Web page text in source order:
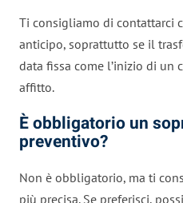
Ti consigliamo di contattarci
anticipo, soprattutto se il
data fissa come l’inizio di un
affitto.
È obbligatorio un
preventivo?
Non è obbligatorio, ma ti
più precisa. Se preferisci,